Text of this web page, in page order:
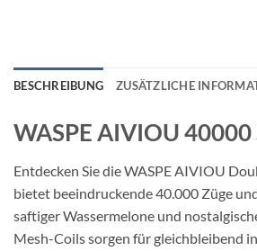
BESCHREIBUNG ZUSÄTZLICHE
WASPE AIVIOU
Entdecken Sie die WASPE AIVIOU
bietet beeindruckende 40.000 Züge
saftiger Wassermelone und
Mesh-Coils sorgen für gleichbleibend